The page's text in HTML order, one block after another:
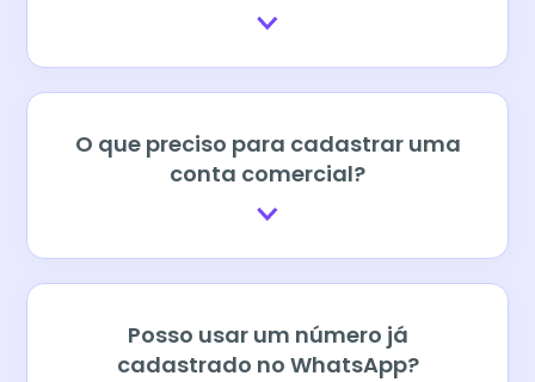
O que preciso para cadastrar uma
conta comercial?
Posso usar um número já
cadastrado no WhatsApp?